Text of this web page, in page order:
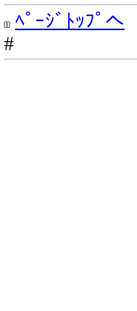
ﾍﾟｰｼﾞﾄｯﾌﾟへ
#